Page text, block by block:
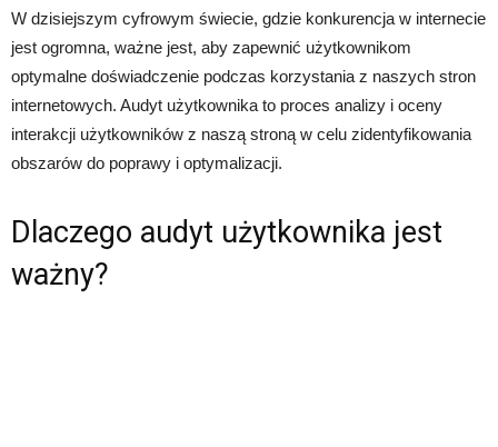
W dzisiejszym cyfrowym świecie, gdzie konkurencja w internecie
jest ogromna, ważne jest, aby zapewnić użytkownikom
optymalne doświadczenie podczas korzystania z naszych stron
internetowych. Audyt użytkownika to proces analizy i oceny
interakcji użytkowników z naszą stroną w celu zidentyfikowania
obszarów do poprawy i optymalizacji.
Dlaczego audyt użytkownika jest
ważny?